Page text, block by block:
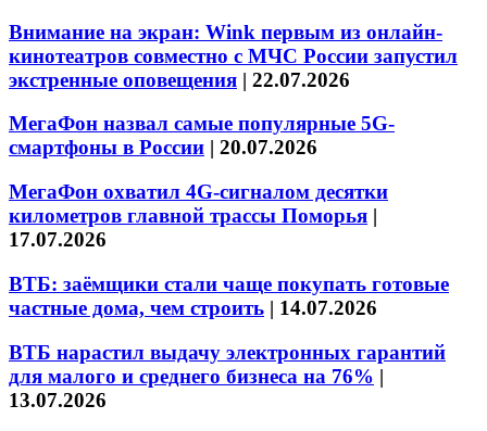
Внимание на экран: Wink первым из онлайн-
кинотеатров совместно с МЧС России запустил
экстренные оповещения | 22.07.2026
МегаФон назвал самые популярные 5G-
смартфоны в России | 20.07.2026
МегаФон охватил 4G-сигналом десятки
километров главной трассы Поморья |
17.07.2026
ВТБ: заёмщики стали чаще покупать готовые
частные дома, чем строить | 14.07.2026
ВТБ нарастил выдачу электронных гарантий
для малого и среднего бизнеса на 76% |
13.07.2026